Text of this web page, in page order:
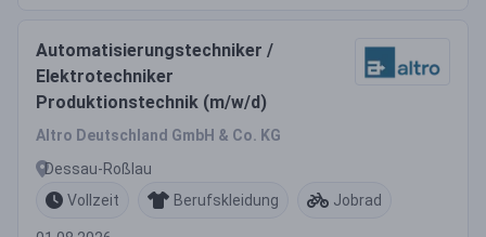
Automatisierungstechniker /
Elektrotechniker
Produktionstechnik (m/w/d)
Altro Deutschland GmbH & Co. KG
Dessau-Roßlau
Vollzeit
Berufskleidung Jobrad